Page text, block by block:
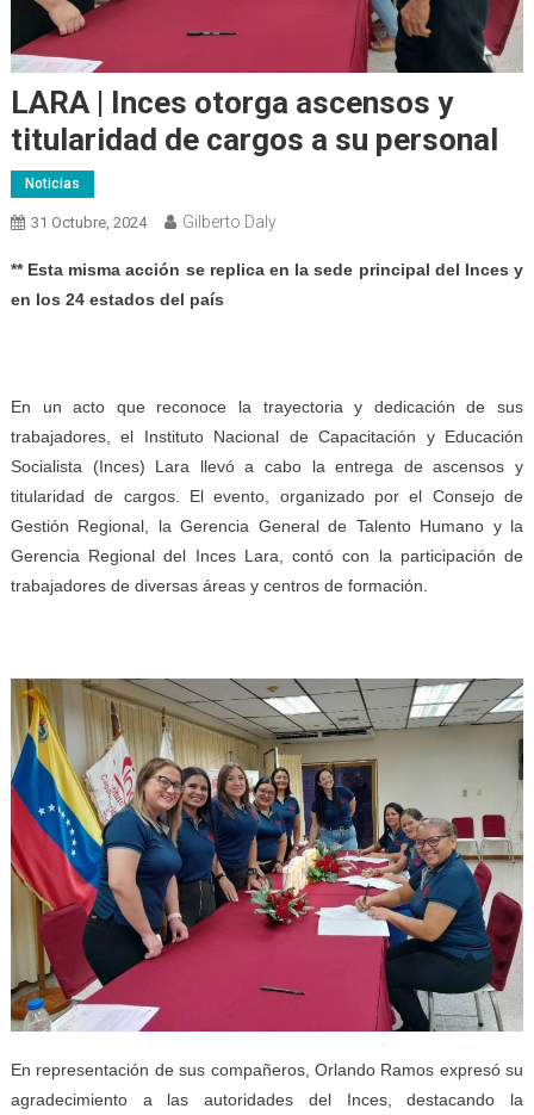
LARA | Inces otorga ascensos y
titularidad de cargos a su personal
Noticias
31 Octubre, 2024 Gilberto Daly
** Esta misma acción se replica en la sede principal del Inces y
en los 24 estados del país
En un acto que reconoce la trayectoria y dedicación de sus
trabajadores, el Instituto Nacional de Capacitación y Educación
Socialista (Inces) Lara llevó a cabo la entrega de ascensos y
titularidad de cargos. El evento, organizado por el Consejo de
Gestión Regional, la Gerencia General de Talento Humano y la
Gerencia Regional del Inces Lara, contó con la participación de
trabajadores de diversas áreas y centros de formación.
En representación de sus compañeros, Orlando Ramos expresó su
agradecimiento a las autoridades del Inces, destacando la